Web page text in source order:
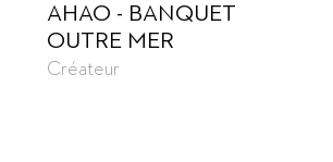
AHAO - BANQUET
OUTRE MER
Créateur